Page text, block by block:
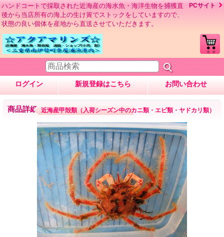
ハンドコートで採取された近海産の海水魚・海洋生物を捕獲直
後から当店所有の海上の生け簀でストックをしていますので、
状態の良い個体を産地から直送させていただきます。
PCサイト
ログイン 新規登録はこちら お問い合わせ
商品詳細 近海産甲殻類（入荷シーズン中のカニ類・エビ類・ヤドカリ類）